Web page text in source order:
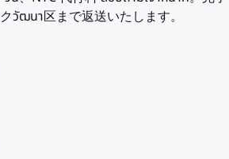
วัฒนา区まで返送いたします。